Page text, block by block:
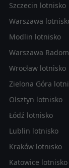
Szczecin lotnisko
Warszawa
Modlin lotnisko
Warszawa
Wrocław lotnisko
Zielona Góra
Olsztyn lotnisko
Łódź lotnisko
Lublin lotnisko
Kraków lotnisko
Katowice lotnisko